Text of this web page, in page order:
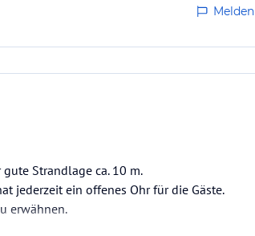
Melden
Strandlage ca. 10 m.
jederzeit ein offenes Ohr für die Gäste.
erwähnen.